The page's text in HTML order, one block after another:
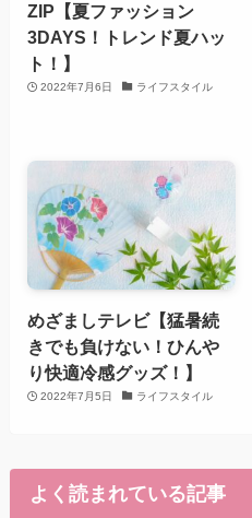
ZIP【夏ファッション
3DAYS！トレンド夏ハッ
ト！】
2022年7月6日 ライフスタイル
めざましテレビ【猛暑続
きでも負けない！ひんや
り快適冷感グッズ！】
2022年7月5日 ライフスタイル
よく読まれている記事